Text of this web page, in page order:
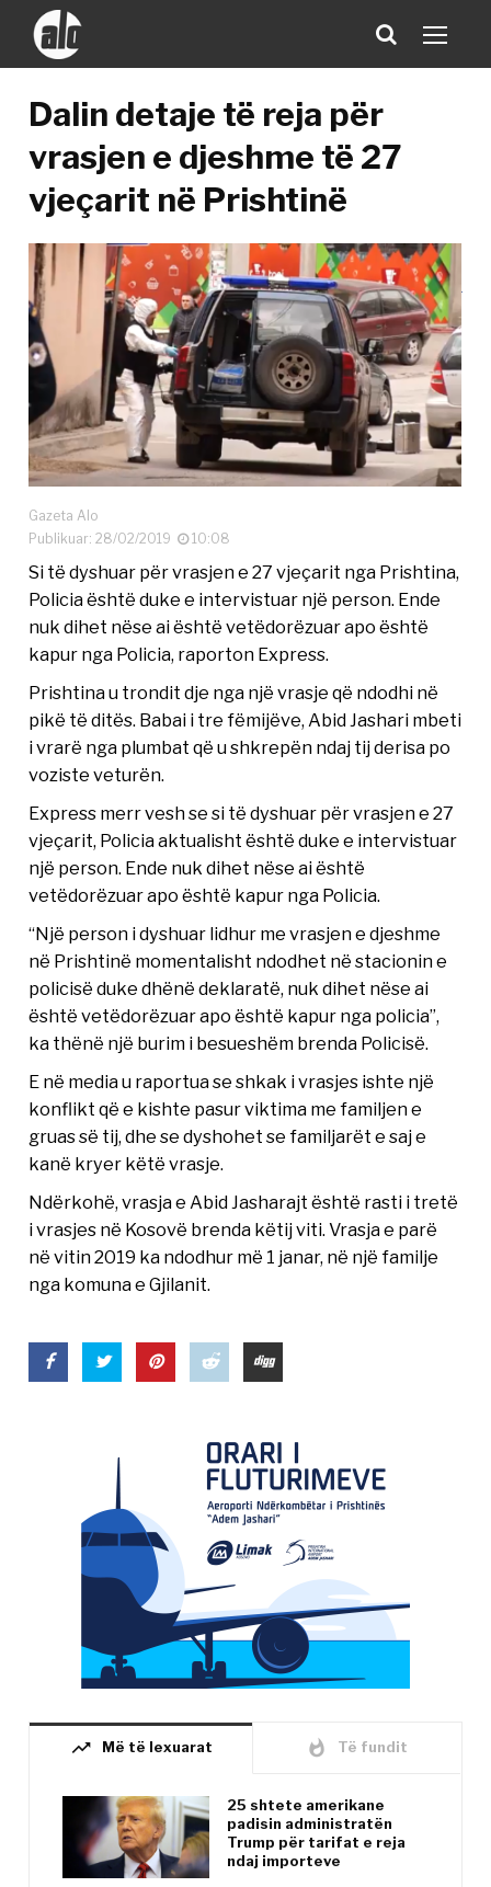
Dalin detaje të reja për
vrasjen e djeshme të 27
vjeçarit në Prishtinë
Gazeta Alo
Publikuar: 28/02/2019
10:08
Si të dyshuar për vrasjen e 27 vjeçarit nga Prishtina,
Policia është duke e intervistuar një person. Ende
nuk dihet nëse ai është vetëdorëzuar apo është
kapur nga Policia, raporton Express.
Prishtina u trondit dje nga një vrasje që ndodhi në
pikë të ditës. Babai i tre fëmijëve, Abid Jashari mbeti
i vrarë nga plumbat që u shkrepën ndaj tij derisa po
voziste veturën.
Express merr vesh se si të dyshuar për vrasjen e 27
vjeçarit, Policia aktualisht është duke e intervistuar
një person. Ende nuk dihet nëse ai është
vetëdorëzuar apo është kapur nga Policia.
“Një person i dyshuar lidhur me vrasjen e djeshme
në Prishtinë momentalisht ndodhet në stacionin e
policisë duke dhënë deklaratë, nuk dihet nëse ai
është vetëdorëzuar apo është kapur nga policia”,
ka thënë një burim i besueshëm brenda Policisë.
E në media u raportua se shkak i vrasjes ishte një
konflikt që e kishte pasur viktima me familjen e
gruas së tij, dhe se dyshohet se familjarët e saj e
kanë kryer këtë vrasje.
Ndërkohë, vrasja e Abid Jasharajt është rasti i tretë
i vrasjes në Kosovë brenda këtij viti. Vrasja e parë
në vitin 2019 ka ndodhur më 1 janar, në një familje
nga komuna e Gjilanit.
trending_up Më të lexuarat whatshot Të fundit
25 shtete amerikane
padisin administratën
Trump për tarifat e reja
ndaj importeve